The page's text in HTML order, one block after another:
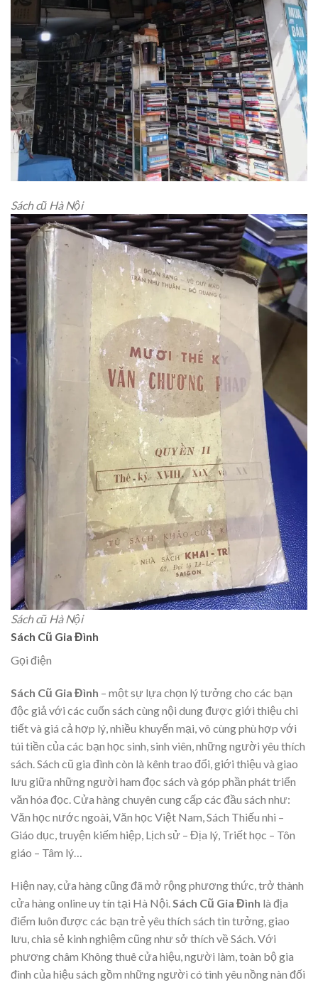
Sách cũ Hà Nội
Sách cũ Hà Nội
Sách Cũ Gia Đình
Gọi điện
Sách Cũ Gia Đình – một sự lựa chọn lý tưởng cho các bạn
độc giả với các cuốn sách cùng nội dung được giới thiệu chi
tiết và giá cả hợp lý, nhiều khuyến mại, vô cùng phù hợp với
túi tiền của các bạn học sinh, sinh viên, những người yêu thích
sách. Sách cũ gia đình còn là kênh trao đổi, giới thiệu và giao
lưu giữa những người ham đọc sách và góp phần phát triển
văn hóa đọc. Cửa hàng chuyên cung cấp các đầu sách như:
Văn học nước ngoài, Văn học Việt Nam, Sách Thiếu nhi –
Giáo dục, truyện kiếm hiệp, Lịch sử – Địa lý, Triết học – Tôn
giáo – Tâm lý…
Hiện nay, cửa hàng cũng đã mở rộng phương thức, trở thành
cửa hàng online uy tín tại Hà Nội.Sách Cũ Gia Đình là địa
điểm luôn được các bạn trẻ yêu thích sách tin tưởng, giao
lưu, chia sẻ kinh nghiệm cũng như sở thích về Sách. Với
phương châm Không thuê cửa hiệu, người làm, toàn bộ gia
đình của hiệu sách gồm những người có tình yêu nồng nàn đối